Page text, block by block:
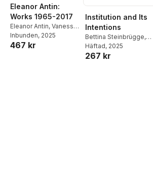
Eleanor Antin:
Works 1965-2017
Eleanor Antin, Vanessa
Joan Müller,Bettina
Steinbrügge
Inbunden, 2025
467 kr
Institution and Its
Intentions
Bettina Steinbrügge,
Vere Van Gool
Häftad, 2025
267 kr